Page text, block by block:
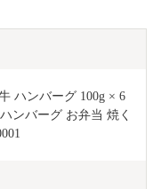
ハンバーグ 100g × 6
ンバーグ お弁当 焼く